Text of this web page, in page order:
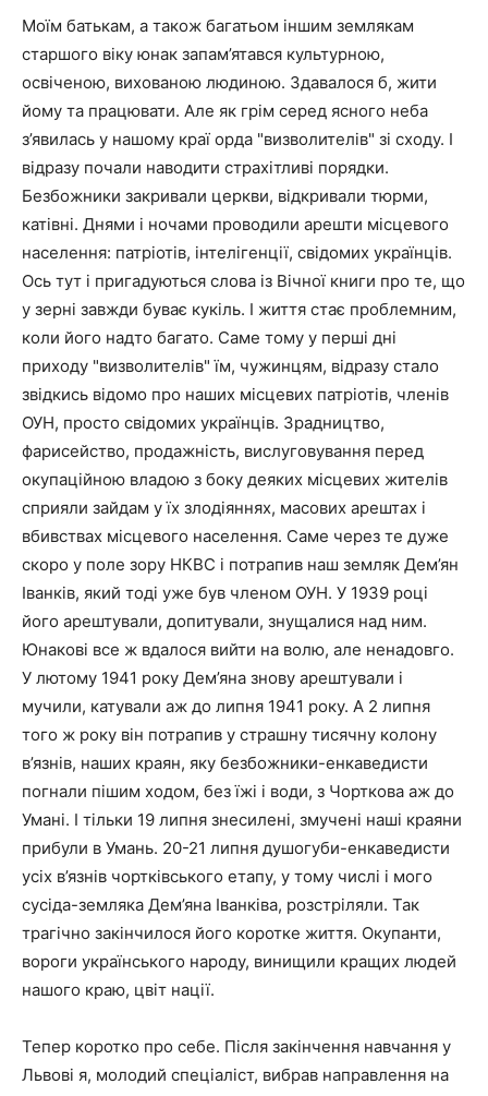
Моїм батькам, а також багатьом іншим землякам
старшого віку юнак запам’ятався культурною,
освіченою, вихованою людиною. Здавалося б, жити
йому та працювати. Але як грім серед ясного неба
з’явилась у нашому краї орда "визволителів" зі сходу. І
відразу почали наводити страхітливі порядки.
Безбожники закривали церкви, відкривали тюрми,
катівні. Днями і ночами проводили арешти місцевого
населення: патріотів, інтелігенції, свідомих українців.
Ось тут і пригадуються слова із Вічної книги про те, що
у зерні завжди буває кукіль. І життя стає проблемним,
коли його надто багато. Саме тому у перші дні
приходу "визволителів" їм, чужинцям, відразу стало
звідкись відомо про наших місцевих патріотів, членів
ОУН, просто свідомих українців. Зрадництво,
фарисейство, продажність, вислуговування перед
окупаційною владою з боку деяких місцевих жителів
сприяли зайдам у їх злодіяннях, масових арештах і
вбивствах місцевого населення. Саме через те дуже
скоро у поле зору НКВС і потрапив наш земляк Дем’ян
Іванків, який тоді уже був членом ОУН. У 1939 році
його арештували, допитували, знущалися над ним.
Юнакові все ж вдалося вийти на волю, але ненадовго.
У лютому 1941 року Дем’яна знову арештували і
мучили, катували аж до липня 1941 року. А 2 липня
того ж року він потрапив у страшну тисячну колону
в’язнів, наших краян, яку безбожники-енкаведисти
погнали пішим ходом, без їжі і води, з Чорткова аж до
Умані. І тільки 19 липня знесилені, змучені наші краяни
прибули в Умань. 20-21 липня душогуби-енкаведисти
усіх в’язнів чортківського етапу, у тому числі і мого
сусіда-земляка Дем’яна Іванківа, розстріляли. Так
трагічно закінчилося його коротке життя. Окупанти,
вороги українського народу, винищили кращих людей
нашого краю, цвіт нації.
Тепер коротко про себе. Після закінчення навчання у
Львові я, молодий спеціаліст, вибрав направлення на